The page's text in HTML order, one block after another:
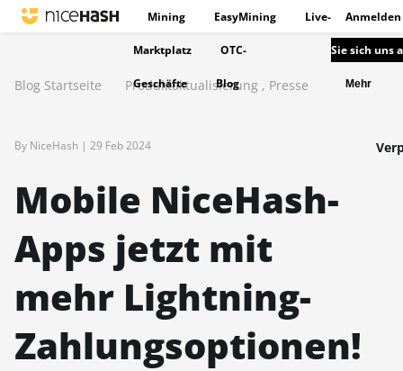
Mining EasyMining Live-
Marktplatz OTC-
Geschäfte Blog
Anmelden
Sie sich uns
Mehr
Blog Startseite Produktaktualisierung , Presse
By NiceHash | 29 Feb 2024
Mobile NiceHash-
Apps jetzt mit
mehr Lightning-
Zahlungsoptionen!